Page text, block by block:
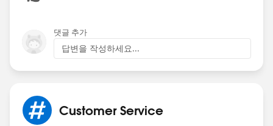
댓글 추가
답변을 작성하세요...
Customer Service